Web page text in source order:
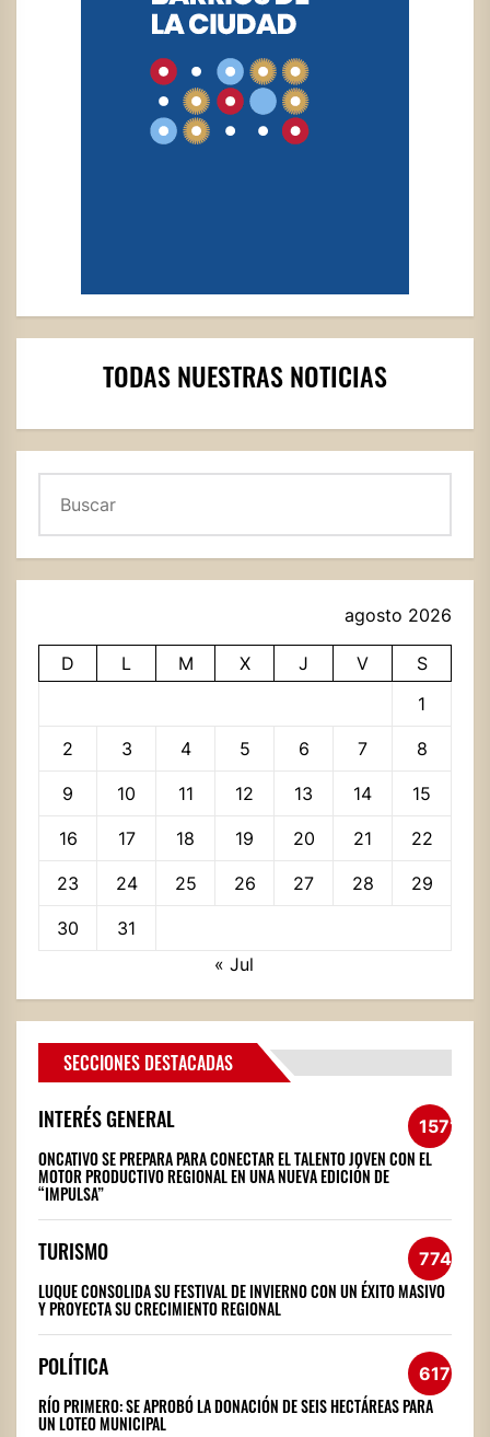
TODAS NUESTRAS NOTICIAS
agosto 2026
D L M X J V
S
1
2 3 4 5 6 7 8
9 10 11 12 13 14 15
16 17 18 19 20 21 22
23 24 25 26 27 28 29
30
31
« Jul
SECCIONES DESTACADAS
INTERÉS GENERAL 1571
ONCATIVO SE PREPARA PARA CONECTAR EL TALENTO JOVEN CON EL
MOTOR PRODUCTIVO REGIONAL EN UNA NUEVA EDICIÓN DE
“IMPULSA”
TURISMO 774
LUQUE CONSOLIDA SU FESTIVAL DE INVIERNO CON UN ÉXITO MASIVO
Y PROYECTA SU CRECIMIENTO REGIONAL
POLÍTICA 617
RÍO PRIMERO: SE APROBÓ LA DONACIÓN DE SEIS HECTÁREAS PARA
UN LOTEO MUNICIPAL